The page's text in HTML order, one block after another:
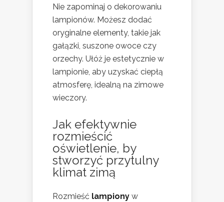
Nie zapominaj o dekorowaniu
lampionów. Możesz dodać
oryginalne elementy, takie jak
gałązki, suszone owoce czy
orzechy. Ułóż je estetycznie w
lampionie, aby uzyskać ciepłą
atmosferę, idealną na zimowe
wieczory.
Jak efektywnie
rozmieścić
oświetlenie, by
stworzyć przytulny
klimat zimą
Rozmieść lampiony w